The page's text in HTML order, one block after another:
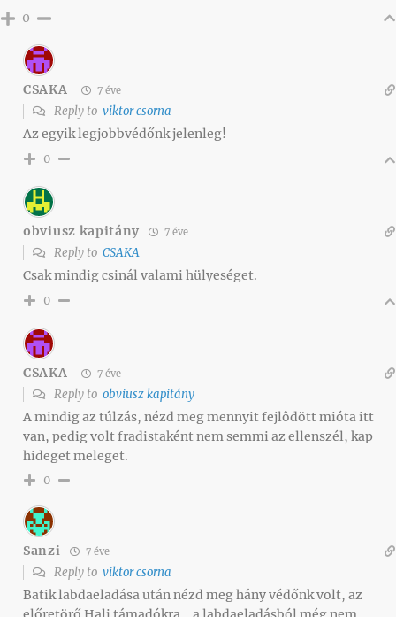
0
CSAKA 7 éve
Reply to viktor csorna
Az egyik legjobbvédőnk jelenleg!
0
obviusz kapitány 7 éve
Reply to CSAKA
Csak mindig csinál valami hülyeséget.
0
CSAKA 7 éve
Reply to obviusz kapitány
A mindig az túlzás, nézd meg mennyit fejlôdött mióta itt
van, pedig volt fradistaként nem semmi az ellenszél, kap
hideget meleget.
0
Sanzi 7 éve
Reply to viktor csorna
Batik labdaeladása után nézd meg hány védőnk volt, az